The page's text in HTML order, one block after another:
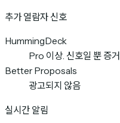
추가 열람자 신호
HummingDeck
Pro 이상. 신호일 뿐 증
Better Proposals
광고되지 않음
실시간 알림